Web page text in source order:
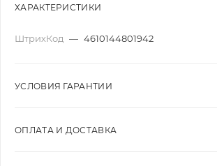
ХАРАКТЕРИСТИКИ
ШтрихКод — 4610144801942
УСЛОВИЯ ГАРАНТИИ
ОПЛАТА И ДОСТАВКА